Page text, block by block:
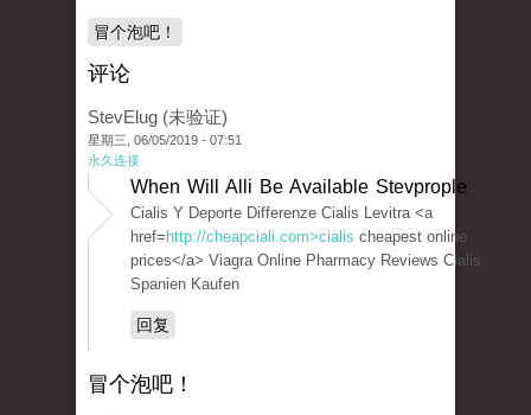
冒个泡吧！
评论
StevElug (未验证)
星期三, 06/05/2019 - 07:51
永久连接
When Will Alli Be Available Stevprople
Cialis Y Deporte Differenze Cialis Levitra <a
href= http://cheapciali.com>cialis cheapest online
prices</a> Viagra Online Pharmacy Reviews Cialis
Spanien Kaufen
回复
冒个泡吧！